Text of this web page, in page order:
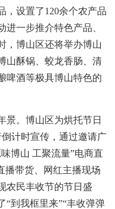
，设置了120余个农产品
进一步推介特色产品、
，博山区还将举办博山
山酥锅、蛟龙香肠、清
啤酒等极具博山特色的
。博山区为烘托节日
计时宣传，通过邀请广
博山 工聚流量”电商直
播带货、网红主播现场
农民丰收节的节日盛
“到我框里来”“丰收弹弹